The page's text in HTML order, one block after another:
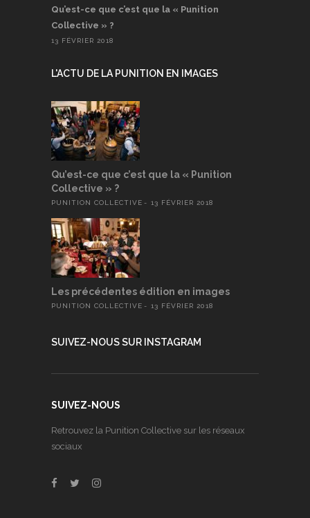
Qu’est-ce que c’est que la « Punition
Collective » ?
13 FÉVRIER 2018
L'ACTU DE LA PUNITION EN IMAGES
Qu’est-ce que c’est que la « Punition
Collective » ?
PUNITION COLLECTIVE 13 FÉVRIER 2018
Les précédentes édition en images
PUNITION COLLECTIVE 13 FÉVRIER 2018
SUIVEZ-NOUS SUR INSTAGRAM
SUIVEZ-NOUS
Retrouvez la Punition Collective sur les réseaux
sociaux